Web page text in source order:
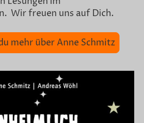
Wir freuen uns auf Dich.
mehr über Anne Schmitz